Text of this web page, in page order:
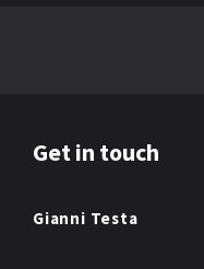
Get in touch
Gianni Testa